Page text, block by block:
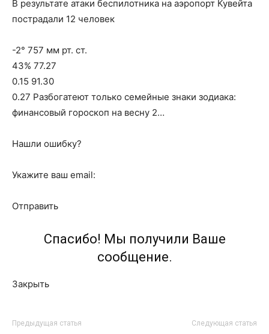
В результате атаки беспилотника на аэропорт Кувейта
пострадали 12 человек
-2° 757 мм рт. ст.
43% 77.27
0.15 91.30
0.27 Разбогатеют только семейные знаки зодиака:
финансовый гороскоп на весну 2…
Нашли ошибку?
Укажите ваш email:
Отправить
Спасибо! Мы получили Ваше
сообщение.
Закрыть
Предыдущая статья Следующая статья